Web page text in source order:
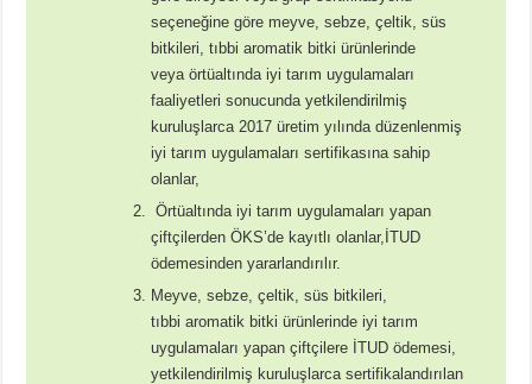
seçeneğine göre meyve, sebze, çeltik, süs
bitkileri, tıbbi aromatik bitki ürünlerinde
veya örtüaltında iyi tarım uygulamaları
faaliyetleri sonucunda yetkilendirilmiş
kuruluşlarca 2017 üretim yılında düzenlenmiş
iyi tarım uygulamaları sertifikasına sahip
olanlar,
Örtüaltında iyi tarım uygulamaları yapan
çiftçilerden ÖKS’de kayıtlı olanlar,İTUD
ödemesinden yararlandırılır.
Meyve, sebze, çeltik, süs bitkileri,
tıbbi aromatik bitki ürünlerinde iyi tarım
uygulamaları yapan çiftçilere İTUD ödemesi,
yetkilendirilmiş kuruluşlarca sertifikalandırılan